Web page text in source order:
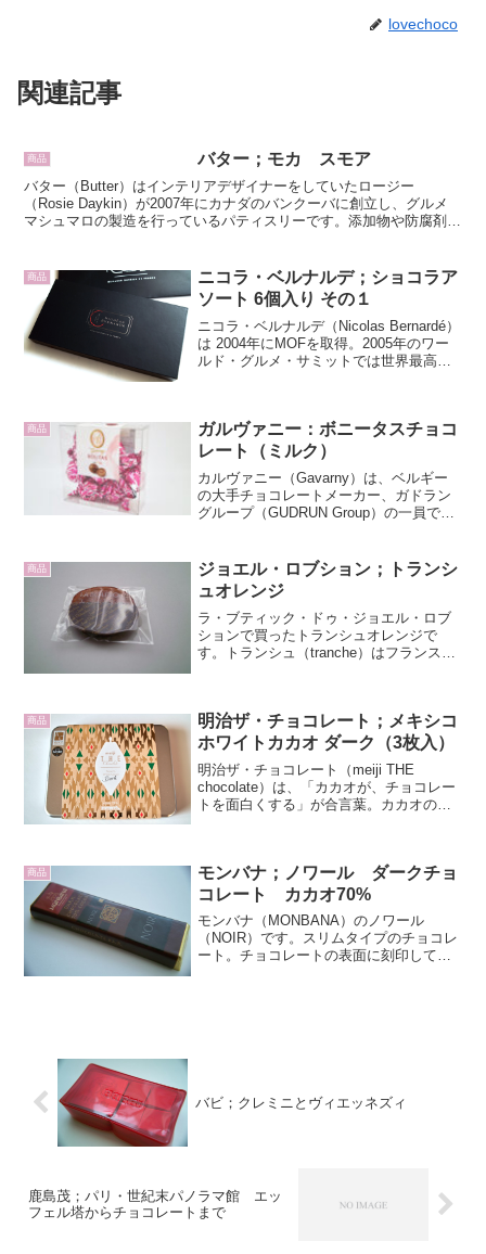
lovechoco
関連記事
商品 バター；モカ スモア
バター（Butter）はインテリアデザイナーをしていたロージー
（Rosie Daykin）が2007年にカナダのバンクーバに創立し、グルメ
マシュマロの製造を行っているパティスリーです。添加物や防腐剤を
商品
ニコラ・ベルナルデ；ショコラア
ソート 6個入り その１
ニコラ・ベルナルデ（Nicolas Bernardé）
は 2004年にMOFを取得。2005年のワー
ルド・グルメ・サミットでは世界最高シ
商品
ガルヴァニー：ボニータスチョコ
レート（ミルク）
カルヴァニー（Gavarny）は、ベルギー
の大手チョコレートメーカー、ガドラン
グループ（GUDRUN Group）の一員で、
de Belgique）をモチ...
商品
ジョエル・ロブション；トランシ
ュオレンジ
ラ・ブティック・ドゥ・ジョエル・ロブ
ションで買ったトランシュオレンジで
す。トランシュ（tranche）はフランス語
Jo...
商品
明治ザ・チョコレート；メキシコ
ホワイトカカオ ダーク（3枚入）
明治ザ・チョコレート（meiji THE
chocolate）は、「カカオが、チョコレー
トを面白くする」が合言葉。カカオの奥
年の...
商品
モンバナ；ノワール ダークチョ
コレート カカオ70%
モンバナ（MONBANA）のノワール
（NOIR）です。スリムタイプのチョコレ
ート。チョコレートの表面に刻印してあ
バビ；クレミニとヴィエッネズィ
鹿島茂；パリ・世紀末パノラマ館 エッ
フェル塔からチョコレートまで